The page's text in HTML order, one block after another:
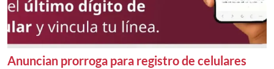
Anuncian prorroga para registro de celulares